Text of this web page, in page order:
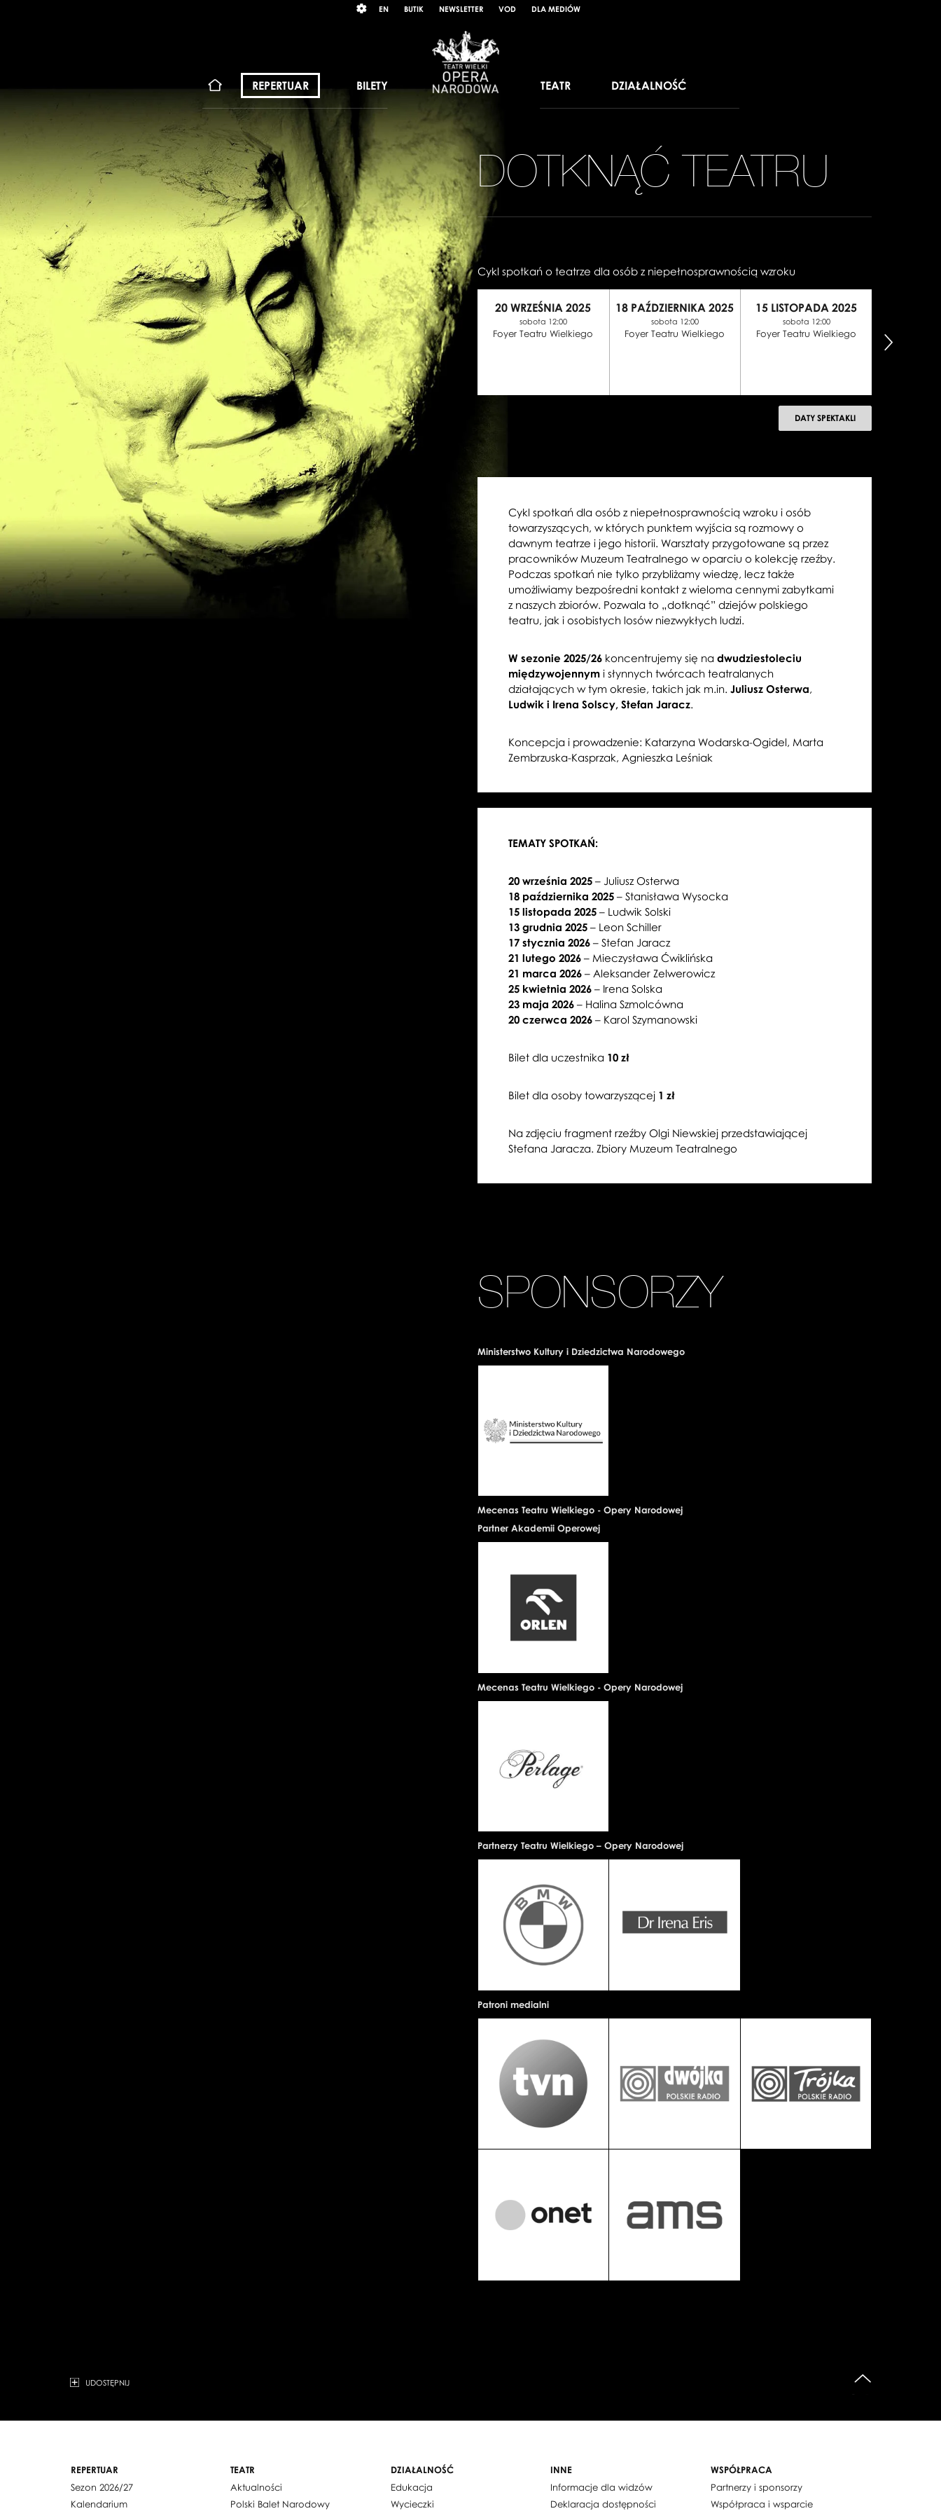
język
EN BUTIK NEWSLETTER VOD DLA MEDIÓW
REPERTUAR BILETY TEATR DZIAŁALNOŚĆ
DOTKNĄĆ TEATRU
Cykl spotkań o teatrze dla osób z niepełnosprawnością wzroku
20 WRZEŚNIA 2025
sobota 12:00
Foyer Teatru Wielkiego
18 PAŹDZIERNIKA 2025
sobota 12:00
Foyer Teatru Wielkiego
15 LISTOPADA 2025
sobota 12:00
Foyer Teatru Wielkiego
następny
DATY SPEKTAKLI
Cykl spotkań dla osób z niepełnosprawnością wzroku i osób
towarzyszących, w których punktem wyjścia są rozmowy o
dawnym teatrze i jego historii. Warsztaty przygotowane są przez
pracowników Muzeum Teatralnego w oparciu o kolekcję rzeźby.
Podczas spotkań nie tylko przybliżamy wiedzę, lecz także
umożliwiamy bezpośredni kontakt z wieloma cennymi zabytkami
z naszych zbiorów. Pozwala to „dotknąć” dziejów polskiego
teatru, jak i osobistych losów niezwykłych ludzi.
W sezonie 2025/26 koncentrujemy się na dwudziestoleciu
międzywojennym i słynnych twórcach teatralanych
działających w tym okresie, takich jak m.in. Juliusz Osterwa,
Ludwik i Irena Solscy, Stefan Jaracz.
Koncepcja i prowadzenie: Katarzyna Wodarska-Ogidel, Marta
Zembrzuska-Kasprzak, Agnieszka Leśniak
TEMATY SPOTKAŃ:
20 września 2025 – Juliusz Osterwa
18 października 2025 – Stanisława Wysocka
15 listopada 2025 – Ludwik Solski
13 grudnia 2025 – Leon Schiller
17 stycznia 2026 – Stefan Jaracz
21 lutego 2026 – Mieczysława Ćwiklińska
21 marca 2026 – Aleksander Zelwerowicz
25 kwietnia 2026 – Irena Solska
23 maja 2026 – Halina Szmolcówna
20 czerwca 2026 – Karol Szymanowski
Bilet dla uczestnika 10 zł
Bilet dla osoby towarzyszącej 1 zł
Na zdjęciu fragment rzeźby Olgi Niewskiej przedstawiającej
Stefana Jaracza. Zbiory Muzeum Teatralnego
SPONSORZY
Ministerstwo Kultury i Dziedzictwa Narodowego
Mecenas Teatru Wielkiego - Opery Narodowej
Partner Akademii Operowej
Mecenas Teatru Wielkiego - Opery Narodowej
Partnerzy Teatru Wielkiego – Opery Narodowej
Patroni medialni
UDOSTĘPNIJ
REPERTUAR
Sezon 2026/27
Kalendarium
TEATR
Aktualności
Polski Balet Narodowy
DZIAŁALNOŚĆ
Edukacja
Wycieczki
INNE
Informacje dla widzów
Deklaracja dostępności
WSPÓŁPRACA
Partnerzy i sponsorzy
Współpraca i wsparcie